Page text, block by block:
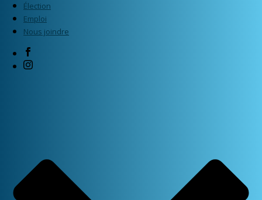
Élection
Emploi
Nous joindre